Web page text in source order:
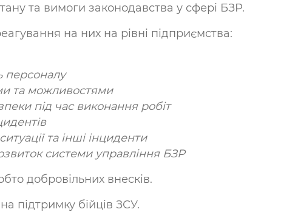
та вимоги законодавства у сфері БЗР.
на них на рівні підприємства:
персоналу
та можливостями
під час виконання робіт
та інші інциденти
системи управління БЗР
добровільних внесків.
підтримку бійців ЗСУ.